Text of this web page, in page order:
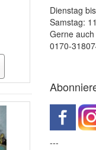
Dienstag
Samstag:
Gerne
0170-
---